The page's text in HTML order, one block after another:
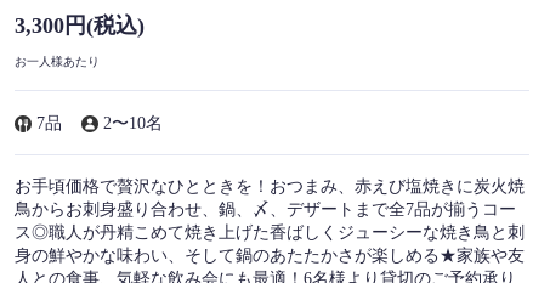
3,300円(税込)
お一人様あたり
7品 2〜10名
お手頃価格で贅沢なひとときを！おつまみ、赤えび塩焼きに炭火焼
鳥からお刺身盛り合わせ、鍋、〆、デザートまで全7品が揃うコー
ス◎職人が丹精こめて焼き上げた香ばしくジューシーな焼き鳥と刺
身の鮮やかな味わい、そして鍋のあたたかさが楽しめる★家族や友
人との食事、気軽な飲み会にも最適！6名様より貸切のご予約承り